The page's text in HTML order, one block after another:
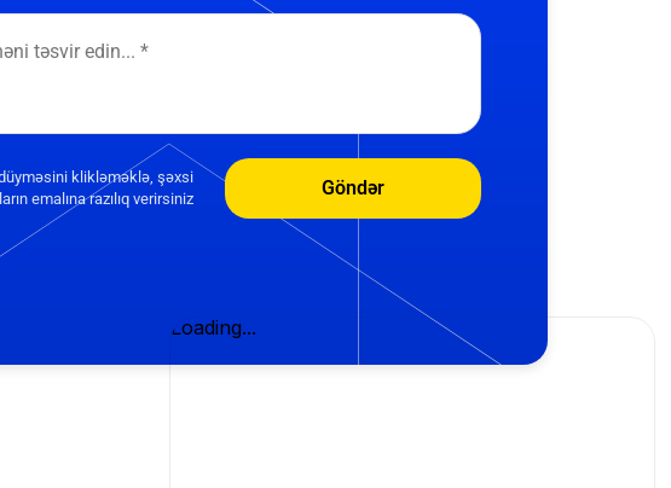
klikləməklə, şəxsi
emalına razılıq verirsiniz
Göndər